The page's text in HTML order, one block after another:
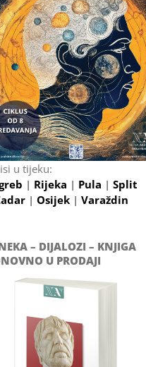
u tijeku:
| Rijeka | Pula | Split
| Osijek | Varaždin
– DIJALOZI – KNJIGA
U PRODAJI